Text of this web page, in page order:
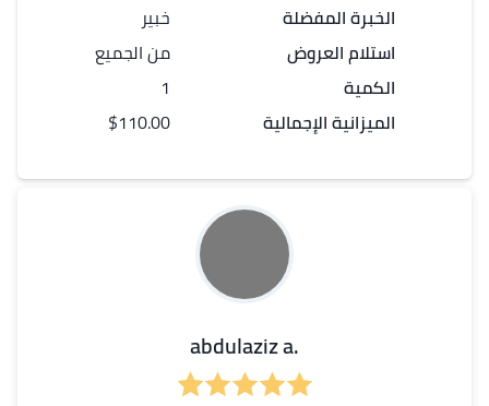
الخبرة المفضلة
استلام العروض
الكمية
الميزانية الإجمالية
خبير
من الجميع
1
$110.00
.abdulaziz a